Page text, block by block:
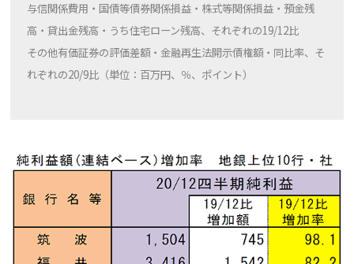
与信関係費用・国債等債券関係損益・株式等関係損益・預金残
高・貸出金残高・うち住宅ローン残高、それぞれの19/12比
その他有価証券の評価差額・金融再生法開示債権額・同比率、そ
れぞれの20/9比（単位：百万円、％、ポイント）